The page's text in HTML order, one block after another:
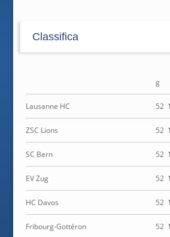
Classifica
g
Lausanne HC 52
ZSC Lions 52
SC Bern 52
EV Zug 52
HC Davos 52
Fribourg-Gottéron 52